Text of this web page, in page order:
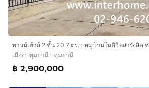
เมืองปทุมธานี ปทุมธานี
฿ 2,900,000